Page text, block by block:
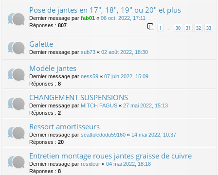
Pose de jantes en 17", 18", 19" ou 20" et plus
Dernier message par fab01 « 06 oct. 2022, 17:11
Réponses : 807 1 30 31 32 33
Galette
Dernier message par sub73 « 02 août 2022, 18:30
Modèle jantes
Dernier message par ness59 « 07 juin 2022, 15:09
Réponses : 8
CHANGEMENT SUSPENSIONS
Dernier message par MITCH FAGUS « 27 mai 2022, 15:13
Réponses : 2
Ressort amortisseurs
Dernier message par seattoledodu59160 « 14 mai 2022, 10:37
Réponses : 20
Entretien montage roues jantes graisse de cuivre
Dernier message par resideur « 04 mai 2022, 18:18
Réponses : 8